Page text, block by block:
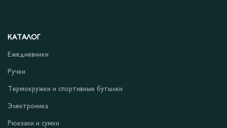
КАТАЛОГ
Ежедневники
Ручки
Термокружки и спортивные бутылки
Электроника
Рюкзаки и сумки